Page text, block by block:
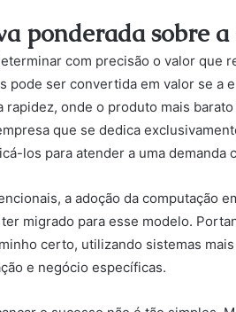
ponderada sobre
com precisão o valor que
pode ser convertida em valor se a
rapidez, onde o produto mais
que se dedica
los para atender a uma demanda
a adoção da computação
migrado para esse modelo.
certo, utilizando sistemas
e negócio específicas.